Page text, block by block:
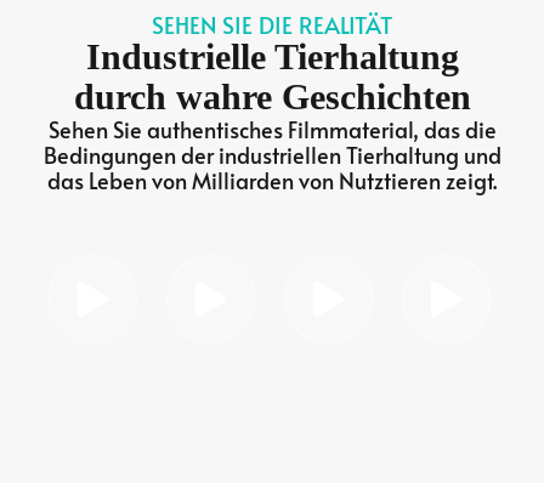
SEHEN SIE DIE REALITÄT
Industrielle Tierhaltung
durch wahre Geschichten
Sehen Sie authentisches Filmmaterial, das die
Bedingungen der industriellen Tierhaltung und
das Leben von Milliarden von Nutztieren zeigt.